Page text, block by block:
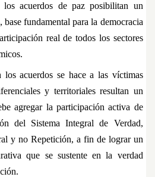
los acuerdos de paz posibilitan un
fundamental para la democracia
real de todos los sectores
acuerdos se hace a las víctimas
y territoriales resultan un
agregar la participación activa de
del Sistema Integral de Verdad,
y no Repetición, a fin de lograr un
que se sustente en la verdad